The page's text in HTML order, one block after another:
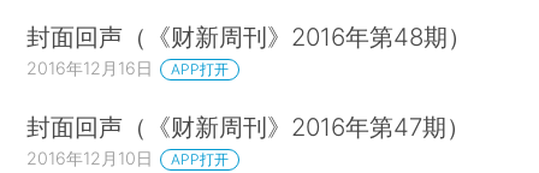
封面回声（《财新周刊》2016年第48期）
2016年12月16日 APP打开
封面回声（《财新周刊》2016年第47期）
2016年12月10日 APP打开